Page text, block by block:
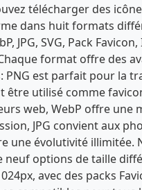
télécharger des
dans huit formats
JPG, SVG, Pack
format offre des
PNG est parfait pour la
être utilisé comme
web, WebP offre une
JPG convient aux
une évolutivité illimitée.
neuf options de taille
avec des packs